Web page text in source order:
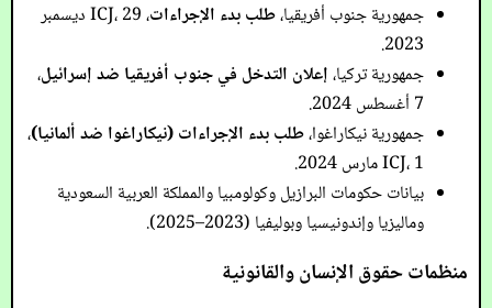
جمهورية جنوب أفريقيا،طلب بدء الإجراءات
، ICJ، 29 ديسمبر
2023.
جمهورية تركيا،إعلان التدخل في جنوب أفريقيا ضد إسرائيل،
7 أغسطس 2024.
جمهورية نيكاراغوا،طلب بدء الإجراءات (نيكاراغوا ضد ألمانيا)،
ICJ، 1 مارس 2024.
بيانات حكومات البرازيل وكولومبيا والمملكة العربية السعودية
وماليزيا وإندونيسيا وبوليفيا (2023–2025).
منظمات حقوق الإنسان والقانونية